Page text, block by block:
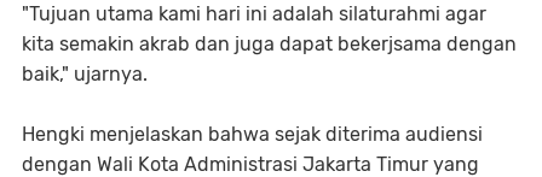
"Tujuan utama kami hari ini adalah silaturahmi agar
kita semakin akrab dan juga dapat bekerjsama dengan
baik," ujarnya.
Hengki menjelaskan bahwa sejak diterima audiensi
dengan Wali Kota Administrasi Jakarta Timur yang